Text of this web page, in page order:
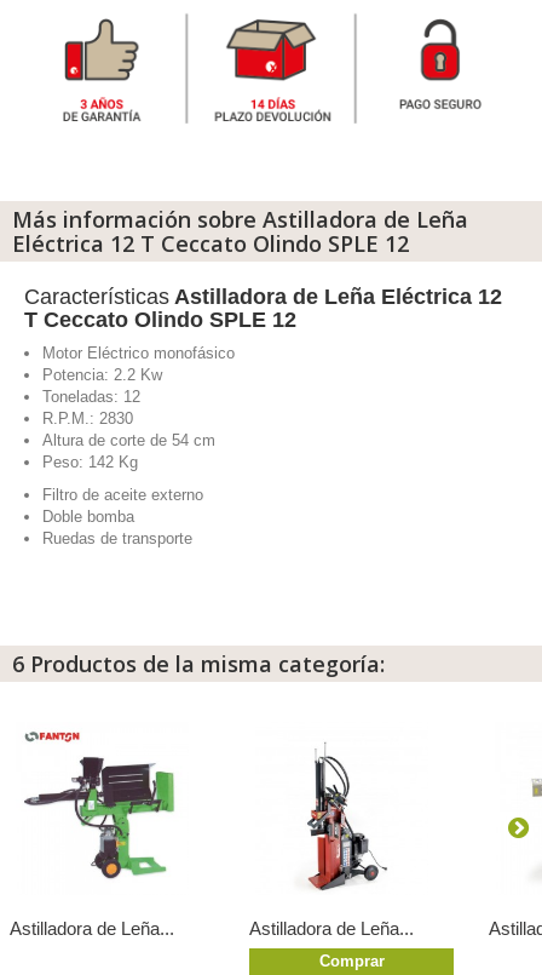
Más información sobre Astilladora de Leña
Eléctrica 12 T Ceccato Olindo SPLE 12
Características Astilladora de Leña Eléctrica 12
T Ceccato Olindo SPLE 12
Motor Eléctrico monofásico
Potencia: 2.2 Kw
Toneladas: 12
R.P.M.: 2830
Altura de corte de 54 cm
Peso: 142 Kg
Filtro de aceite externo
Doble bomba
Ruedas de transporte
6 Productos de la misma categoría:
Astilladora de Leña... Astilladora de Leña...
Comprar